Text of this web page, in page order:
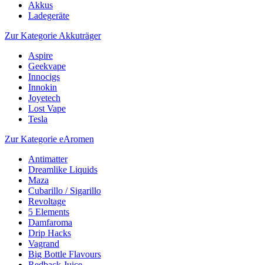
Akkus
Ladegeräte
Zur Kategorie Akkuträger
Aspire
Geekvape
Innocigs
Innokin
Joyetech
Lost Vape
Tesla
Zur Kategorie eAromen
Antimatter
Dreamlike Liquids
Maza
Cubarillo / Sigarillo
Revoltage
5 Elements
Damfaroma
Drip Hacks
Vagrand
Big Bottle Flavours